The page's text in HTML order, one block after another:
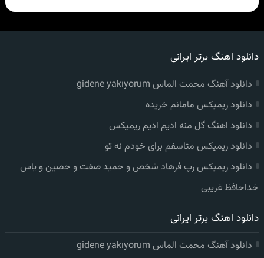
دانلود اهنگ برتر ایرانی
دانلود آهنگ محمت الماس gidene yakıyorum
دانلود ریمیکس مامانم خریده
دانلود اهنگ گل منه ادیم ادیم ریمیکس
دانلود ریمیکس متاسفم برای خودم نه تو
دانلود ریمیکس رپ فرهاد شخص و حمید صفت و حصین و یاس
خداحافظ غریبی
دانلود اهنگ برتر ایرانی
دانلود آهنگ محمت الماس gidene yakıyorum